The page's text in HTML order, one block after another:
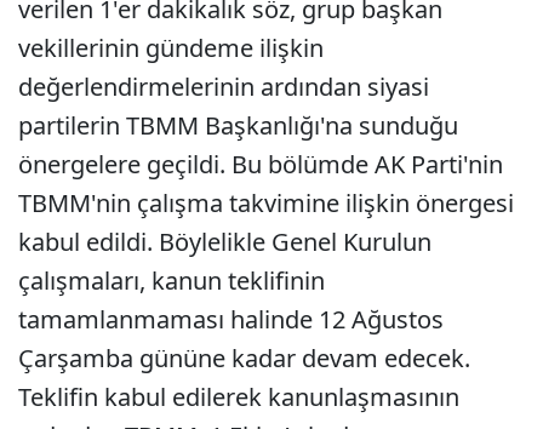
verilen 1'er dakikalık söz, grup başkan
vekillerinin gündeme ilişkin
değerlendirmelerinin ardından siyasi
partilerin TBMM Başkanlığı'na sunduğu
önergelere geçildi. Bu bölümde AK Parti'nin
TBMM'nin çalışma takvimine ilişkin önergesi
kabul edildi. Böylelikle Genel Kurulun
çalışmaları, kanun teklifinin
tamamlanmaması halinde 12 Ağustos
Çarşamba gününe kadar devam edecek.
Teklifin kabul edilerek kanunlaşmasının